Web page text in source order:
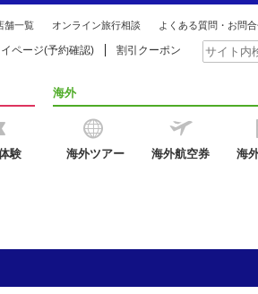
舗一覧 オンライン旅行相談 よくある質問・お問
ページ(予約確認) 割引クーポン
験
海外
海外ツアー 海外航空券 海